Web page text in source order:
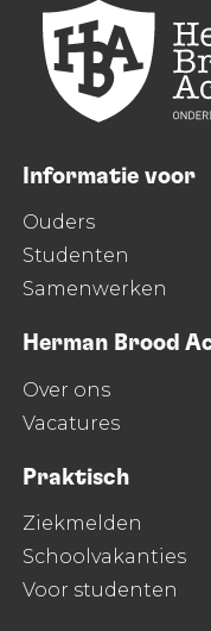
Informatie voor
Ouders
Studenten
Samenwerken
Herman Brood
Over ons
Vacatures
Praktisch
Ziekmelden
Schoolvakanties
Voor studenten